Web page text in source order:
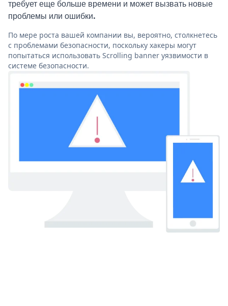
требует еще больше времени и может вызвать новые
проблемы или ошибки.
По мере роста вашей компании вы, вероятно, столкнетесь
с проблемами безопасности, поскольку хакеры могут
попытаться использовать Scrolling banner уязвимости в
системе безопасности.